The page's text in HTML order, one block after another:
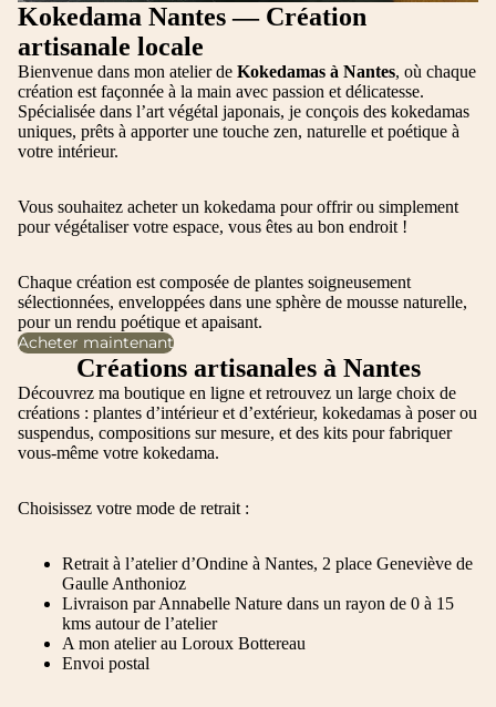
Kokedama Nantes — Création
artisanale locale
Bienvenue dans mon atelier de Kokedamas à Nantes, où chaque
création est façonnée à la main avec passion et délicatesse.
Spécialisée dans l’art végétal japonais, je conçois des kokedamas
uniques, prêts à apporter une touche zen, naturelle et poétique à
votre intérieur.
Vous souhaitez acheter un kokedama pour offrir ou simplement
pour végétaliser votre espace, vous êtes au bon endroit !
Chaque création est composée de plantes soigneusement
sélectionnées, enveloppées dans une sphère de mousse naturelle,
pour un rendu poétique et apaisant.
Acheter maintenant
Créations artisanales à Nantes
Découvrez ma boutique en ligne et retrouvez un large choix de
créations : plantes d’intérieur et d’extérieur, kokedamas à poser ou
suspendus, compositions sur mesure, et des kits pour fabriquer
vous-même votre kokedama.
Choisissez votre mode de retrait :
Retrait à l’atelier d’Ondine à Nantes, 2 place Geneviève de
Gaulle Anthonioz
Livraison par Annabelle Nature dans un rayon de 0 à 15
kms autour de l’atelier
A mon atelier au Loroux Bottereau
Envoi postal